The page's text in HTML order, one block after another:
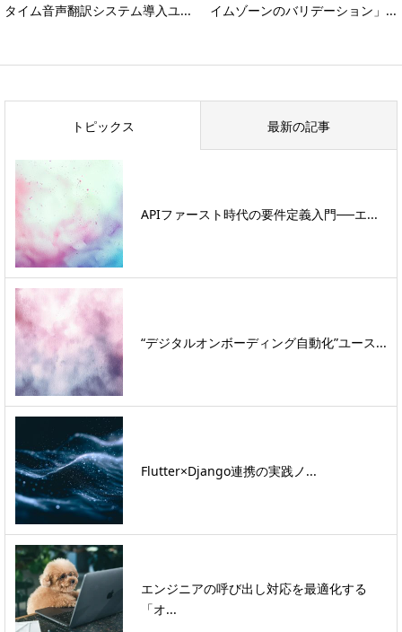
タイム音声翻訳システム導入ユ...
イムゾーンのバリデーション」...
トピックス 最新の記事
APIファースト時代の要件定義入門──エ...
“デジタルオンボーディング自動化”ユース...
Flutter×Django連携の実践ノ...
エンジニアの呼び出し対応を最適化する
「オ...